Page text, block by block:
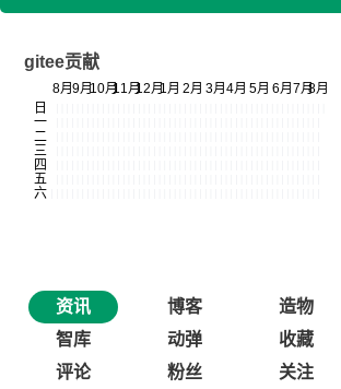
gitee贡献
资讯 博客
造物
智库
动弹
收藏
评论
粉丝 关注